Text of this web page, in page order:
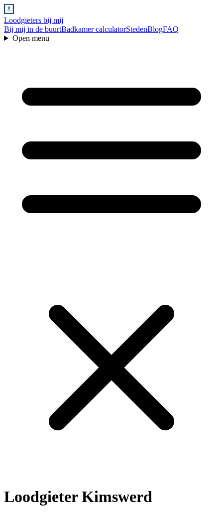
Loodgieters bij mij
Bij mij in de buurtBadkamer calculatorStedenBlogFAQ
Open menu
LoodgieterKimswerd